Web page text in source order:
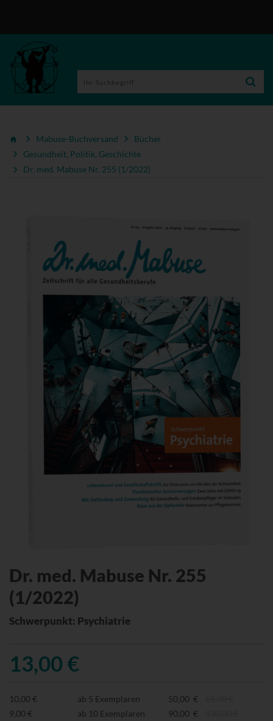
Mabuse-Buchversand
Bücher
Gesundheit, Politik, Geschichte
Dr. med. Mabuse Nr. 255 (1/2022)
Dr. med. Mabuse Nr. 255
(1/2022)
Schwerpunkt: Psychiatrie
13,00 €
10,00 € ab 5 Exemplaren 50,00 €
9,00 €
ab 10 Exemplaren 90,00 €